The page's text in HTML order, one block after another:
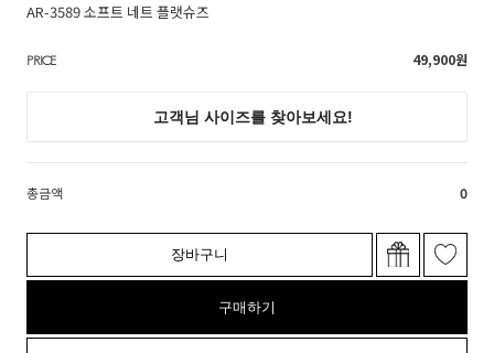
AR-3589 소프트 네트 플랫슈즈
PRICE 49,900원
총금액 0
장바구니
구매하기